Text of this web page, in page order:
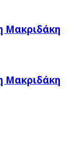
Μακριδάκη
Μακριδάκη